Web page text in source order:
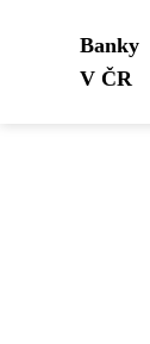
Banky
V ČR